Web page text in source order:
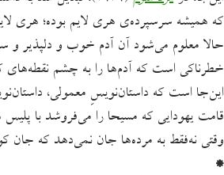
که همیشه سرسپرده‌ی هری لایم بوده؛ هری
حالا معلوم می‌شود آن آدم خوب و دلپذیر و
خطرناکی است که آدم‌ها را به چشم
این‌جا است که داستان‌نویسِ معمولی،
قامت یهودایی که مسیحا را می‌فروشد با
وقتی نه‌فقط به مرده‌ها جان نمی‌دهد که جان
*